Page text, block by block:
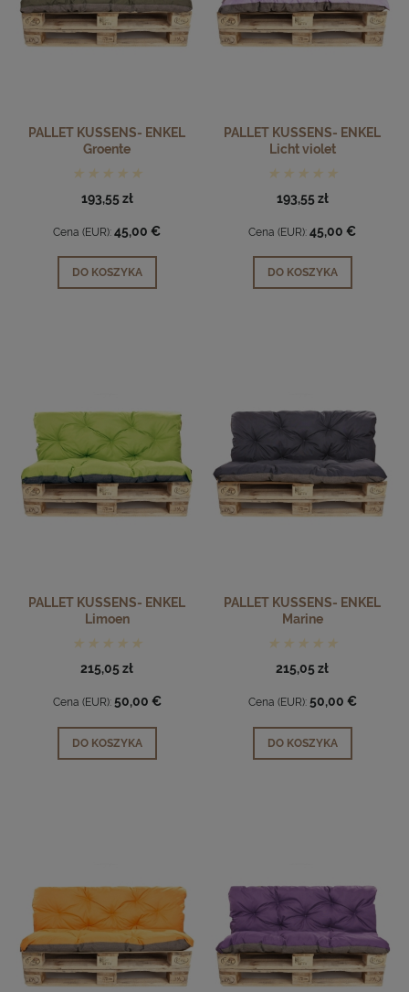
PALLET KUSSENS- ENKEL
Groente
193,55 zł
Cena (EUR): 45,00 €
DO KOSZYKA
PALLET KUSSENS- ENKEL
Licht violet
193,55 zł
Cena (EUR): 45,00 €
DO KOSZYKA
PALLET KUSSENS- ENKEL
Limoen
215,05 zł
Cena (EUR): 50,00 €
DO KOSZYKA
PALLET KUSSENS- ENKEL
Marine
215,05 zł
Cena (EUR): 50,00 €
DO KOSZYKA